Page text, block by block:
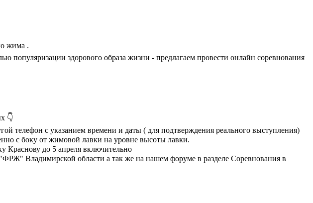
жима .
здорового образа жизни - предлагаем провести онлайн соревнования
👇
телефон с указанием времени и даты ( для подтверждения реального выступления)
с боку от жимовой лавки на уровне высоты лавки.
до 5 апреля включительно
Владимирской области а так же на нашем форуме в разделе Соревнования в